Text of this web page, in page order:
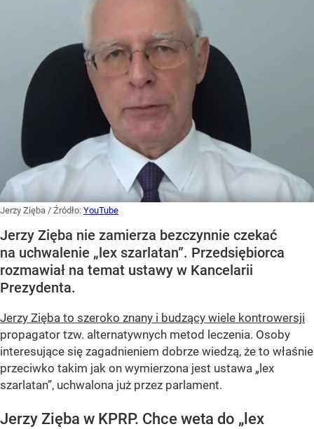
Jerzy Zięba / Źródło: YouTube
Jerzy Zięba nie zamierza bezczynnie czekać
na uchwalenie „lex szarlatan”. Przedsiębiorca
rozmawiał na temat ustawy w Kancelarii
Prezydenta.
Jerzy Zięba to szeroko znany i budzący wiele kontrowersji
propagator tzw. alternatywnych metod leczenia. Osoby
interesujące się zagadnieniem dobrze wiedzą, że to właśnie
przeciwko takim jak on wymierzona jest ustawa „lex
szarlatan”, uchwalona już przez parlament.
Jerzy Zięba w KPRP. Chce weta do „lex